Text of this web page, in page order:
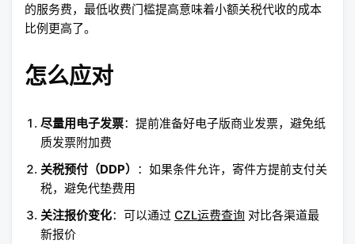
的服务费，最低收费门槛提高意味着小额关税代收的成本
比例更高了。
怎么应对
尽量用电子发票：提前准备好电子版商业发票，避免纸
质发票附加费
关税预付（DDP） ：如果条件允许，寄件方提前支付关
税，避免代垫费用
关注报价变化：可以通过 CZL运费查询 对比各渠道最
新报价